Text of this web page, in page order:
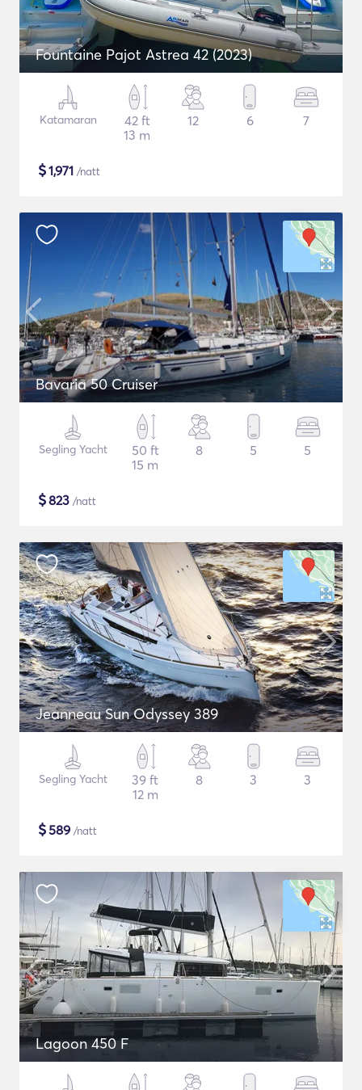
Fountaine Pajot Astrea 42 (2023)
Katamaran
42 ft
13 m
12 6 7
$1,971 /natt
Bavaria 50 Cruiser
Segling Yacht
50 ft
15 m
8 5 5
$823 /natt
Jeanneau Sun Odyssey 389
Segling Yacht
39 ft
12 m
8 3 3
$589 /natt
Lagoon 450 F